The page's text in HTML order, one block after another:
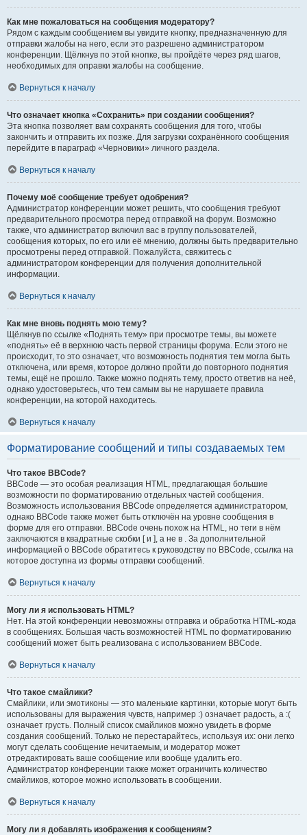
Как мне пожаловаться на сообщения модератору?
Рядом с каждым сообщением вы увидите кнопку, предназначенную для
отправки жалобы на него, если это разрешено администратором
конференции. Щёлкнув по этой кнопке, вы пройдёте через ряд шагов,
необходимых для оправки жалобы на сообщение.
Вернуться к началу
Что означает кнопка «Сохранить» при создании сообщения?
Эта кнопка позволяет вам сохранять сообщения для того, чтобы
закончить и отправить их позже. Для загрузки сохранённого сообщения
перейдите в параграф «Черновики» личного раздела.
Вернуться к началу
Почему моё сообщение требует одобрения?
Администратор конференции может решить, что сообщения требуют
предварительного просмотра перед отправкой на форум. Возможно
также, что администратор включил вас в группу пользователей,
сообщения которых, по его или её мнению, должны быть предварительно
просмотрены перед отправкой. Пожалуйста, свяжитесь с
администратором конференции для получения дополнительной
информации.
Вернуться к началу
Как мне вновь поднять мою тему?
Щёлкнув по ссылке «Поднять тему» при просмотре темы, вы можете
«поднять» её в верхнюю часть первой страницы форума. Если этого не
происходит, то это означает, что возможность поднятия тем могла быть
отключена, или время, которое должно пройти до повторного поднятия
темы, ещё не прошло. Также можно поднять тему, просто ответив на неё,
однако удостоверьтесь, что тем самым вы не нарушаете правила
конференции, на которой находитесь.
Вернуться к началу
Форматирование сообщений и типы создаваемых тем
Что такое BBCode?
BBCode — это особая реализация HTML, предлагающая большие
возможности по форматированию отдельных частей сообщения.
Возможность использования BBCode определяется администратором,
однако BBCode также может быть отключён на уровне сообщения в
форме для его отправки. BBCode очень похож на HTML, но теги в нём
заключаются в квадратные скобки [ и ], а не в . За дополнительной
информацией о BBCode обратитесь к руководству по BBCode, ссылка на
которое доступна из формы отправки сообщений.
Вернуться к началу
Могу ли я использовать HTML?
Нет. На этой конференции невозможны отправка и обработка HTML-кода
в сообщениях. Большая часть возможностей HTML по форматированию
сообщений может быть реализована с использованием BBCode.
Вернуться к началу
Что такое смайлики?
Смайлики, или эмотиконы — это маленькие картинки, которые могут быть
использованы для выражения чувств, например :) означает радость, а :(
означает грусть. Полный список смайликов можно увидеть в форме
создания сообщений. Только не перестарайтесь, используя их: они легко
могут сделать сообщение нечитаемым, и модератор может
отредактировать ваше сообщение или вообще удалить его.
Администратор конференции также может ограничить количество
смайликов, которое можно использовать в сообщении.
Вернуться к началу
Могу ли я добавлять изображения к сообщениям?